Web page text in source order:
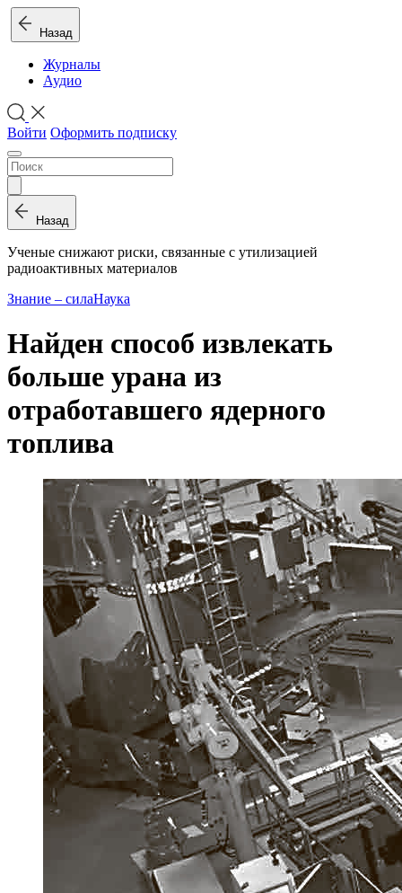
Назад
Журналы
Аудио
Войти Оформить подписку
Назад
Ученые снижают риски, связанные с утилизацией
радиоактивных материалов
Знание – силаНаука
Найден способ извлекать
больше урана из
отработавшего ядерного
топлива